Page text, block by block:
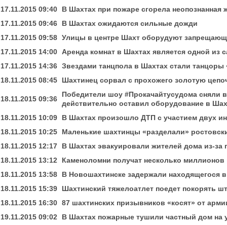
17.11.2015 09:40
В Шахтах при пожаре сгорела неопознанная
17.11.2015 09:46
В Шахтах ожидаются сильные дожди
17.11.2015 09:58 Улицы в центре Шахт оборудуют
17.11.2015 14:00 Аренда комнат в Шахтах является одной из
17.11.2015 14:36 Звездами танцпола в Шахтах стали танцоры
18.11.2015 08:45
Шахтинец сорвал с прохожего золотую
18.11.2015 09:36
Победители шоу #Прокачайтусудома сняли
действительно оставил оборудование в
18.11.2015 10:09
В Шахтах произошло ДТП с участием двух
18.11.2015 10:25
Маленькие шахтинцы «разделали»
18.11.2015 12:17
В Шахтах эвакуировали жителей дома из-за
18.11.2015 13:12
Каменоломни получат несколько
18.11.2015 13:58
В Новошахтинске задержали находящегося
18.11.2015 15:39
Шахтинский тяжелоатлет поедет покорять
18.11.2015 16:30 87 шахтинских призывников «косят» от
19.11.2015 09:02
В Шахтах пожарные тушили частный дом на